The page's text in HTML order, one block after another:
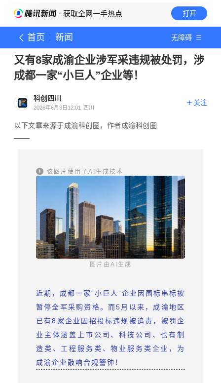
· 获取全网一手热点 打开
首页 新闻 无障碍
又有8家成渝企业涉军采违规被处罚，涉
成都一家“小巨人”企业等！
科创四川
2026年6月3日12:01 四川
关注
以下文章来源于成渝科创圈，作者成渝科创圈
该图片使用了AI生成技术
图片由AI生成
近期， 成都一家“小巨人”企业 因围标串标被
暂停全军采购资格。而5月以来，成渝地区
已有8家企业因招投标违规被追责，被罚企
业主体涵盖上市公司、科技公司、也有制
造类、工程服务类、物业服务类企业，为
成渝企业敲响合规警钟！